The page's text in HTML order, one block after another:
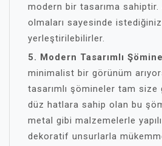
modern bir tasarıma sahiptir.
olmaları sayesinde
yerleştirilebilirler.
5. Modern Tasarımlı
minimalist bir görünüm
tasarımlı şömineler tam size
düz hatlara sahip olan bu
metal gibi malzemelerle
dekoratif unsurlarla